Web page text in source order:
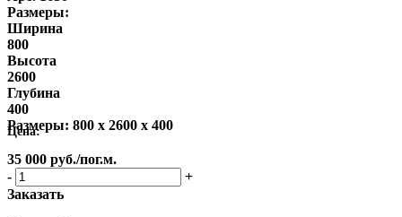
Размеры:
Ширина
800
Высота
2600
Глубина
400
Размеры: 800 x 2600 x 400
Цена:
35 000 руб./пог.м.
-
+
Заказать